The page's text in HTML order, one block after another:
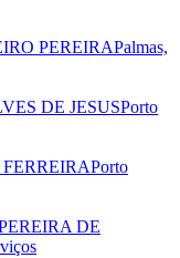
PEREIRAPalmas,
DE JESUSPorto
Porto
DE